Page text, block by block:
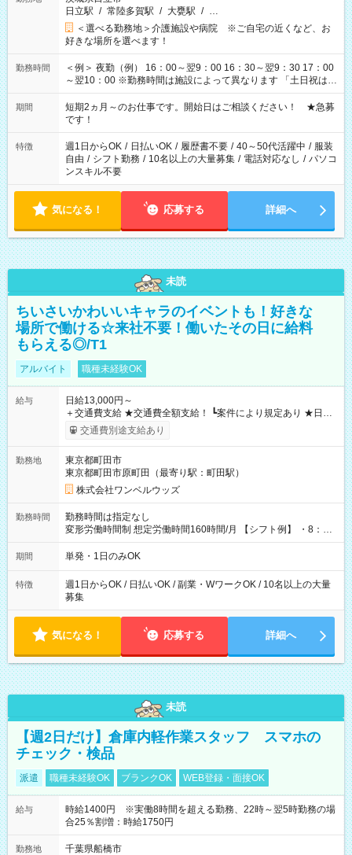
日立駅 / 常陸多賀駅 / 大甕駅 / …
＜選べる勤務地＞介護施設や病院 ※ご自宅の近くなど、お
好きな場所を選べます！
勤務時間
＜例＞ 夜勤（例） 16：00～翌9：00 16：30～翌9：30 17：00
～翌10：00 ※勤務時間は施設によって異なります 「土日祝は休
みたい」 「しっかり稼ぎたい」 「もう少し遅い時間から始めた
い」など ご希望にあったお仕事をご案内いたします。 ※未経験
の方の場合は1～2ヶ月間は日中での仕事を経験いただき、 お
仕事に慣れてからの夜勤になります。 ★家庭の都合でお休みが
必要な場合も遠慮なくご相談ください。
期間
短期2ヵ月～のお仕事です。開始日はご相談ください！ ★急募
です！
特徴 週1日からOK / 日払いOK / 履歴書不要 / 40～50代活躍中 / 服装
自由 / シフト勤務 / 10名以上の大量募集 / 電話対応なし / パソコ
ンスキル不要
気になる！ 応募する 詳細へ
未読
ちいさいかわいいキャラのイベントも！好きな
場所で働ける☆来社不要！働いたその日に給料
もらえる◎/T1
アルバイト 職種未経験OK
給与
日給13,000円～
＋交通費支給 ★交通費全額支給！ ┗案件により規定あり ★日払
いOK！（規定あり） ┗働いたその日に現金GET♪ お仕事後はコ
ンビニATMから 日払い分を引き落とせます！ 【試用期間】試
交通費別途支給あり
勤務地
東京都町田市
東京都町田市原町田（最寄り駅：町田駅）
株式会社ワンベルウッズ
勤務時間
勤務時間は指定なし
変形労働時間制 想定労働時間160時間/月 【シフト例】 ・8：00
～21：00
期間 単発・1日のみOK
特徴
週1日からOK / 日払いOK / 副業・WワークOK / 10名以上の大量
募集
気になる！ 応募する 詳細へ
未読
【週2日だけ】倉庫内軽作業スタッフ スマホの
チェック・検品
派遣 職種未経験OK ブランクOK WEB登録・面接OK
給与
時給1400円 ※実働8時間を超える勤務、22時～翌5時勤務の場
合25％割増：時給1750円
勤務地
千葉県船橋市